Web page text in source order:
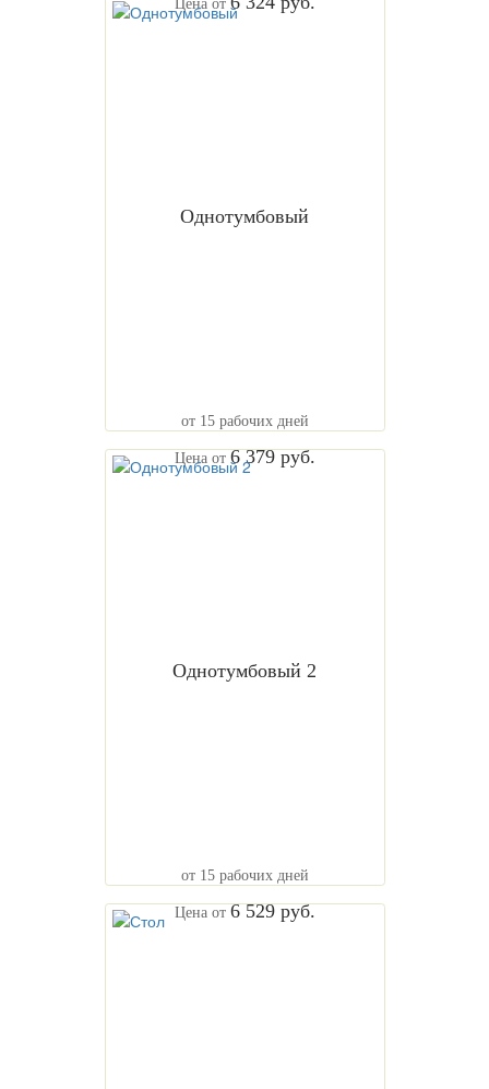
Цена от
Однотумбовый
от 15 рабочих дней
Цена от 6 379 руб.
Однотумбовый 2
от 15 рабочих дней
Цена от 6 529 руб.